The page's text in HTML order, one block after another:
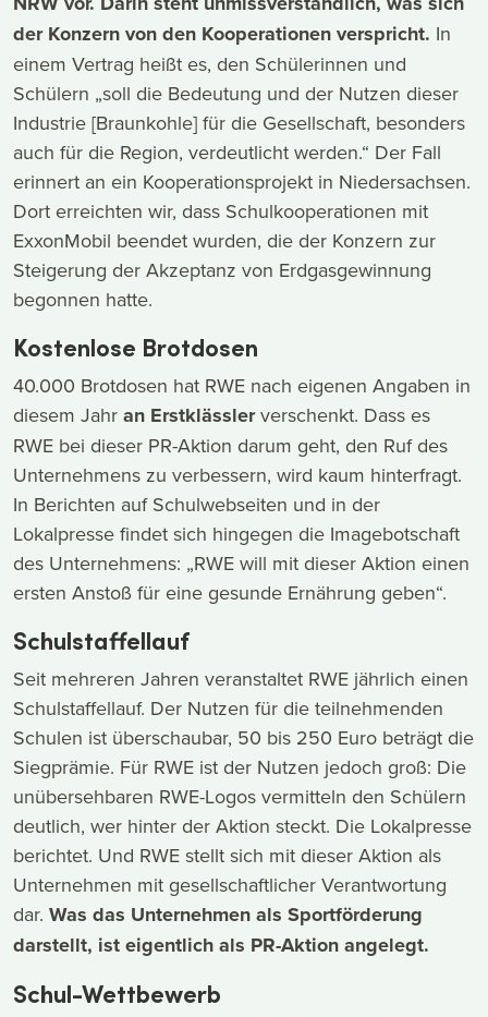
der Konzern von den Kooperationen verspricht. In
einem Vertrag heißt es, den Schülerinnen und
Schülern „soll die Bedeutung und der Nutzen dieser
Industrie [Braunkohle] für die Gesellschaft, besonders
auch für die Region, verdeutlicht werden.“ Der Fall
erinnert an ein Kooperationsprojekt in Niedersachsen.
Dort erreichten wir, dass Schulkooperationen mit
ExxonMobil beendet wurden, die der Konzern zur
Steigerung der Akzeptanz von Erdgasgewinnung
begonnen hatte.
Kostenlose Brotdosen
40.000 Brotdosen hat RWE nach eigenen Angaben in
diesem Jahr an Erstklässlerverschenkt. Dass es
RWE bei dieser PR-Aktion darum geht, den Ruf des
Unternehmens zu verbessern, wird kaum hinterfragt.
In Berichten auf Schulwebseiten und in der
Lokalpresse findet sich hingegen die Imagebotschaft
des Unternehmens: „RWE will mit dieser Aktion einen
ersten Anstoß für eine gesunde Ernährung geben“.
Schulstaffellauf
Seit mehreren Jahren veranstaltet RWE jährlich einen
Schulstaffellauf. Der Nutzen für die teilnehmenden
Schulen ist überschaubar, 50 bis 250 Euro beträgt die
Siegprämie. Für RWE ist der Nutzen jedoch groß: Die
unübersehbaren RWE-Logos vermitteln den Schülern
deutlich, wer hinter der Aktion steckt. Die Lokalpresse
berichtet. Und RWE stellt sich mit dieser Aktion als
Unternehmen mit gesellschaftlicher Verantwortung
dar. Was das Unternehmen als Sportförderung
darstellt, ist eigentlich als PR-Aktion angelegt.
Schul-Wettbewerb